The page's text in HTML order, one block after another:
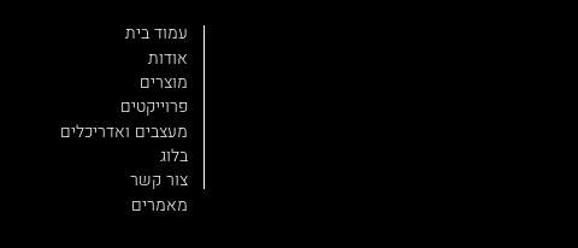
עמוד בית
אודות
מוצרים
פרוייקטים
מעצבים ואדריכלים
בלוג
צור קשר
מאמרים